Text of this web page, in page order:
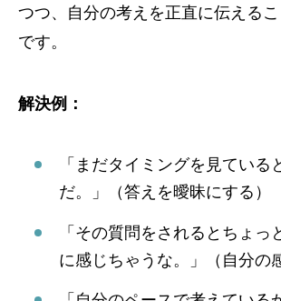
つつ、自分の考えを正直に伝える
です。
解決例：
「まだタイミングを見ている
だ。」（答えを曖昧にする）
「その質問をされるとちょっ
に感じちゃうな。」（自分の